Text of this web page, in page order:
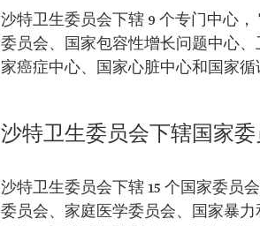
沙特卫生委员会下辖 9 个专门中心
委员会、国家包容性增长问题中心
家癌症中心、国家心脏中心和国家
沙特卫生委员会下辖国家
沙特卫生委员会下辖 15 个国家委员
委员会、家庭医学委员会、国家暴